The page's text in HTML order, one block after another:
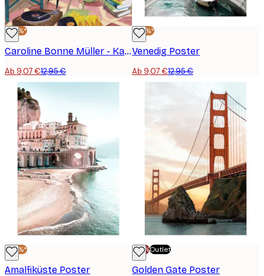
-30%*
Caroline Bonne Müller - Katze vor dem Fenster in New York in leuchtenden Farben Poster
Ab 9,07 €12,95 €
-30%*
Venedig Poster
Ab 9,07 €12,95 €
-30%*
Amalfiküste Poster
-70%Outlet
Golden Gate Poster